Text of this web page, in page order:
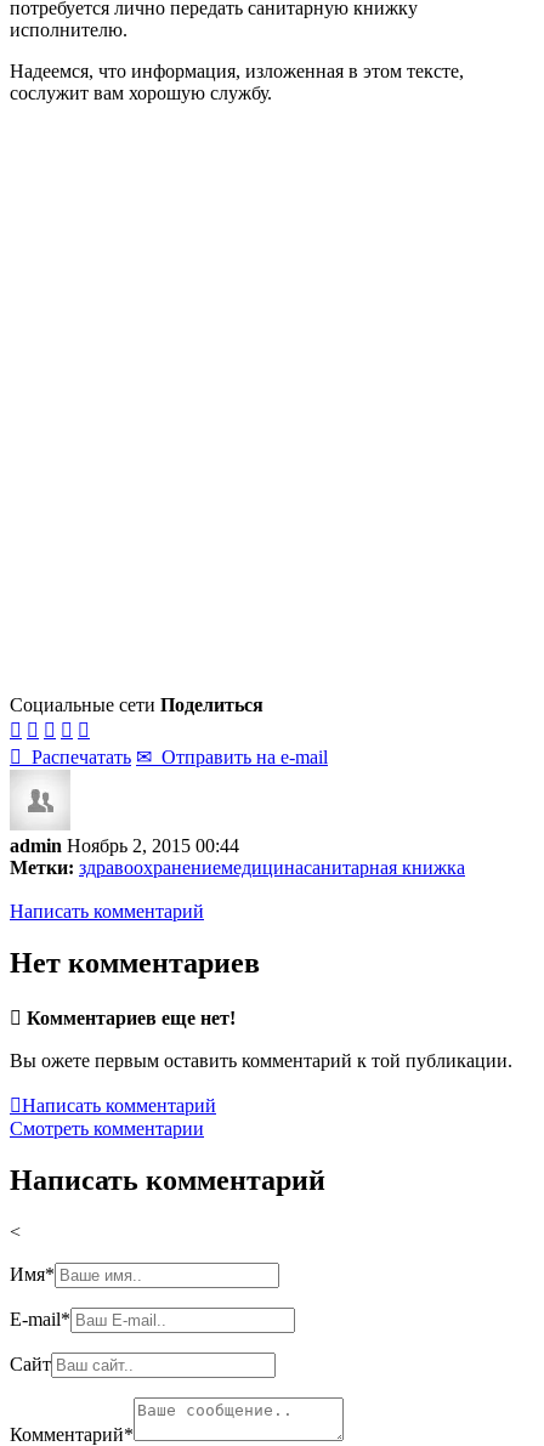
потребуется лично передать санитарную книжку
исполнителю.
Надеемся, что информация, изложенная в этом тексте,
сослужит вам хорошую службу.
Социальные сети Поделиться
    
 Распечатать ✉ Отправить на e-mail
admin Ноябрь 2, 2015 00:44
Метки: здравоохранениемедицинасанитарная книжка
Написать комментарий
Нет комментариев
 Комментариев еще нет!
Вы ожете первым оставить комментарий к той публикации.
Написать комментарий
Смотреть комментарии
Написать комментарий
<
Имя*
E-mail*
Сайт
Комментарий*